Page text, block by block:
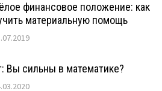
финансовое положение: как
материальную помощь
Вы сильны в математике?